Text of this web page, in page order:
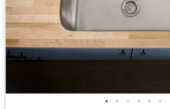
• • • • • •